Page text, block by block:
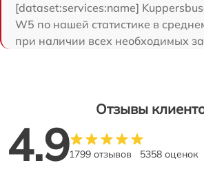
[dataset:services:name]
W5 по нашей статистике в
при наличии всех необходимых
Отзывы
4.91799 отзывов 5358 оценок